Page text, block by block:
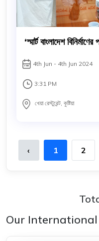
‘স্মার্ট বাংলাদেশ
4th Jun - 4th Jun 2024
3:31 PM
খেয়া রেস্টুরেন্ট, কুষ্টিয়া
‹ 1 2
Our International